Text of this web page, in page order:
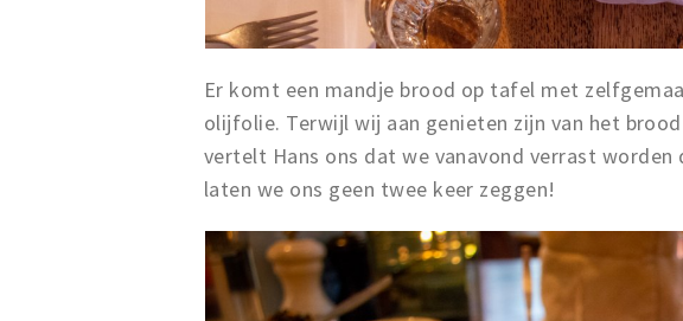
Er komt een mandje brood op tafel met
olijfolie. Terwijl wij aan genieten zijn van het
vertelt Hans ons dat we vanavond verrast
laten we ons geen twee keer zeggen!